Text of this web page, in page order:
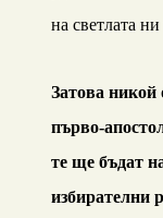
на светлата
Затова никой
първо-
те ще бъдат
избирателни